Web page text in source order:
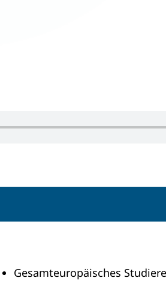
Gesamteuropäisches